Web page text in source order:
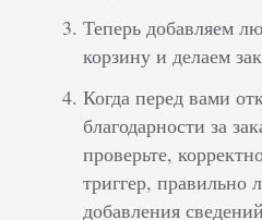
Теперь добавляем
корзину и делаем
Когда перед вами
благодарности за
проверьте,
триггер,
добавления